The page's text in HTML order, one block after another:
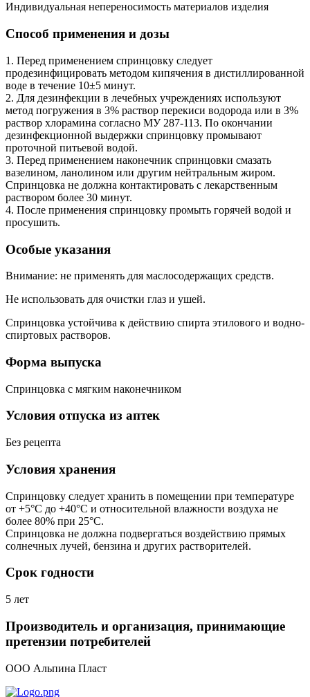
Индивидуальная непереносимость материалов изделия
Способ применения и дозы
1. Перед применением спринцовку следует
продезинфицировать методом кипячения в дистиллированной
воде в течение 10±5 минут.
2. Для дезинфекции в лечебных учреждениях используют
метод погружения в 3% раствор перекиси водорода или в 3%
раствор хлорамина согласно МУ 287-113. По окончании
дезинфекционной выдержки спринцовку промывают
проточной питьевой водой.
3. Перед применением наконечник спринцовки смазать
вазелином, ланолином или другим нейтральным жиром.
Спринцовка не должна контактировать с лекарственным
раствором более 30 минут.
4. После применения спринцовку промыть горячей водой и
просушить.
Особые указания
Внимание: не применять для маслосодержащих средств.
Не использовать для очистки глаз и ушей.
Спринцовка устойчива к действию спирта этилового и водно-
спиртовых растворов.
Форма выпуска
Спринцовка с мягким наконечником
Условия отпуска из аптек
Без рецепта
Условия хранения
Спринцовку следует хранить в помещении при температуре
от +5°С до +40°С и относительной влажности воздуха не
более 80% при 25°С.
Спринцовка не должна подвергаться воздействию прямых
солнечных лучей, бензина и других растворителей.
Срок годности
5 лет
Производитель и организация, принимающие
претензии потребителей
ООО Альпина Пласт